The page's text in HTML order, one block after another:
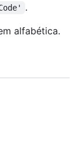
.
alfabética.